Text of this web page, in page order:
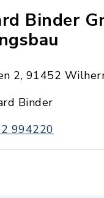
Binder
2, 91452
Binder
994220